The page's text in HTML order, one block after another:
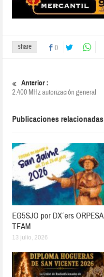
share 0
Anterior :
2.400 MHz autorización general
Publicaciones relacionadas
EG5SJO por DX´ers ORPESA
TEAM
13 julio, 2026